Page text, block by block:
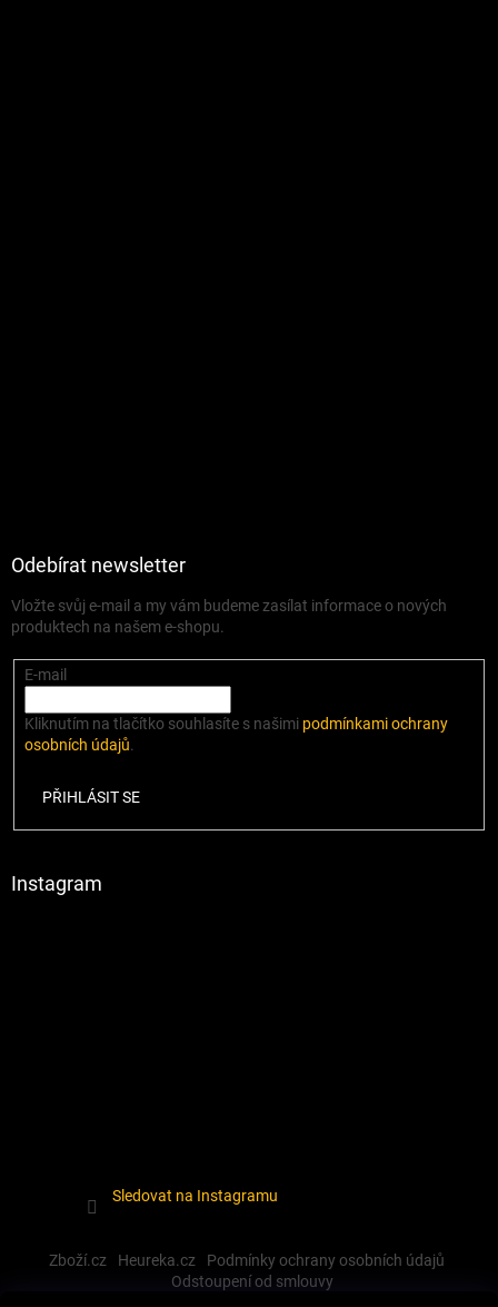
Odebírat newsletter
Vložte svůj e-mail a my vám budeme zasílat informace o nových
produktech na našem e-shopu.
E-mail
Kliknutím na tlačítko souhlasíte s našimi podmínkami ochrany
osobních údajů.
PŘIHLÁSIT SE
Instagram
Sledovat na Instagramu
Zboží.cz Heureka.cz
Podmínky ochrany osobních údajů
Odstoupení od smlouvy